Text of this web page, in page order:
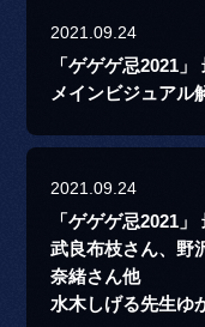
2021.09.24
「ゲゲゲ忌2021
メインビジュアル
2021.09.24
「ゲゲゲ忌2021
武良布枝さん、野
奈緒さん他
水木しげる先生ゆ